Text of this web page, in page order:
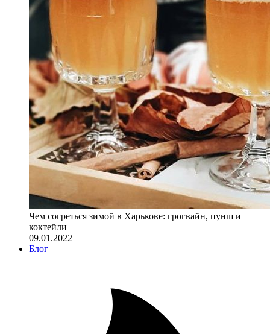
Чем согреться зимой в Харькове: грогвайн, пунш и
коктейли
09.01.2022
Блог